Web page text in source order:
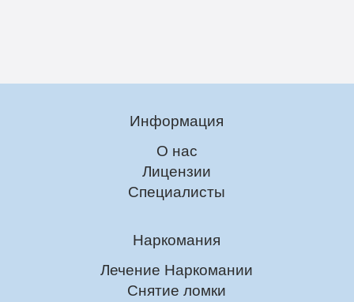
Информация
О нас
Лицензии
Специалисты
Наркомания
Лечение Наркомании
Снятие ломки